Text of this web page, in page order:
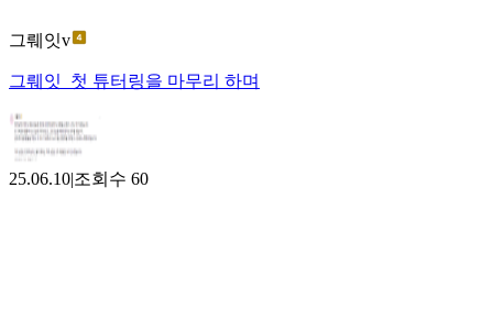
그뤠잇v
그뤠잇_첫 튜터링을 마무리 하며
25.06.10|조회수 60